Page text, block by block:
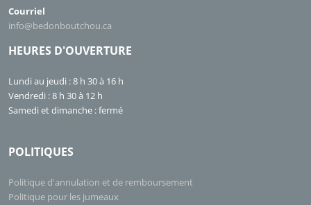
Courriel
info@bedonboutchou.ca
HEURES D'OUVERTURE
Lundi au jeudi : 8 h 30 à 16 h
Vendredi : 8 h 30 à 12 h
Samedi et dimanche : fermé
POLITIQUES
Politique d'annulation et de remboursement
Politique pour les jumeaux